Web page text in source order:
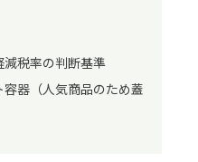
減税率の判断基準
器（人気商品のため蓋